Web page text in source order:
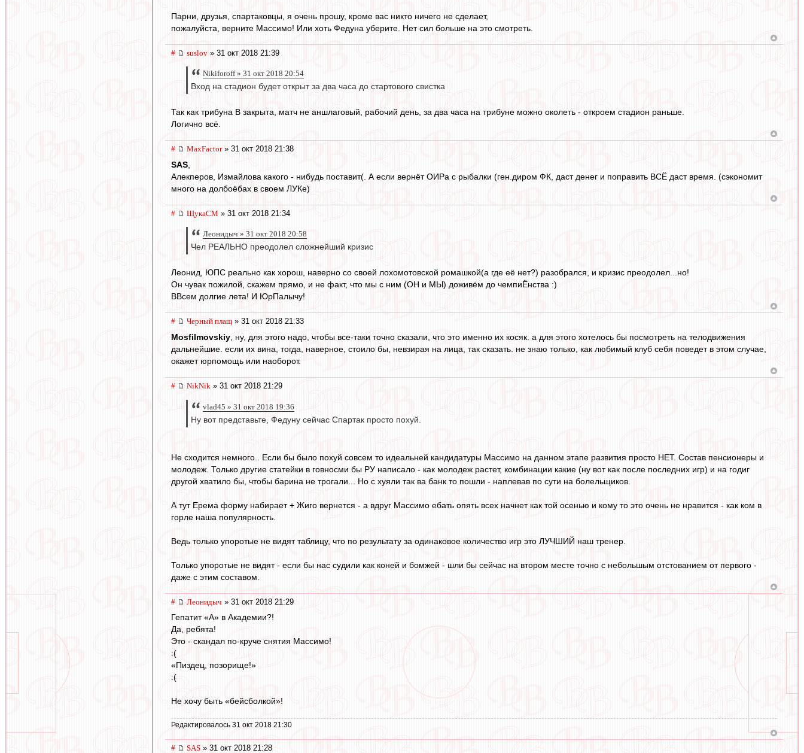
Парни, друзья, спартаковцы, я очень прошу, кроме вас никто ничего не сделает,
пожалуйста, верните Массимо! Или хоть Федуна уберите. Нет сил больше на это смотреть.
# suslov » 31 окт 2018 21:39
Nikiforoff » 31 окт 2018 20:54
Вход на стадион будет открыт за два часа до стартового свистка
Так как трибуна B закрыта, матч не аншлаговый, рабочий день, за два часа на трибуне можно околеть - откроем стадион раньше.
Логично всё.
# MaxFactor» 31 окт 2018 21:38
SAS
Алекперов, Измайлова какого - нибудь поставит(. А если вернёт ОИРа с рыбалки (ген.диром ФК, даст денег и поправить ВСЁ даст время. (сэкономит
много на долбоёбах в своем ЛУКе)
# ЩукаСМ » 31 окт 2018 21:34
Леонидыч » 31 окт 2018 20:58
Чел РЕАЛЬНО преодолел сложнейший кризис
Леонид, ЮПС реально как хорош, наверно со своей лохомотовской ромашкой(а где её нет?) разобрался, и кризис преодолел...но!
Он чувак пожилой, скажем прямо, и не факт, что мы с ним (ОН и МЫ) доживём до чемпиЁнства :)
ВВсем долгие лета! И ЮрПалычу!
# Черный плащ » 31 окт 2018 21:33
Mosfilmovskiy , ну, для этого надо, чтобы все-таки точно сказали, что это именно их косяк. а для этого хотелось бы посмотреть на телодвижения
дальнейшие. если их вина, тогда, наверное, стоило бы, невзирая на лица, так сказать. не знаю только, как любимый клуб себя поведет в этом случае,
окажет юрпомощь или наоборот.
# NikNik » 31 окт 2018 21:29
vlad45 » 31 окт 2018 19:36
Ну вот представьте, Федуну сейчас Спартак просто похуй.
Не сходится немного.. Если бы было похуй совсем то идеальней кандидатуры Массимо на данном этапе развития просто НЕТ. Состав пенсионеры и
молодеж. Только другие статейки в говносми бы РУ написало - как молодеж растет, комбинации какие (ну вот как после последних игр) и на годиг
другой хватило бы, чтобы барина не трогали... Но с хуяли так ва банк то пошли - наплевав по сути на болельщиков.
А тут Ерема форму набирает + Жиго вернется - а вдруг Массимо ебать опять всех начнет как той осенью и кому то это очень не нравится - как ком в
горле наша популярность.
Ведь только упоротые не видят таблицу, что по результату за одинаковое количество игр это ЛУЧШИЙ наш тренер.
Только упоротые не видят - если бы нас судили как коней и бомжей - шли бы сейчас на втором месте точно с небольшым отстованием от первого -
даже с этим составом.
# Леонидыч » 31 окт 2018 21:29
Гепатит «А» в Академии?!
Да, ребята!
Это - скандал по-круче снятия Массимо!
:(
«Пиздец, позорище!»
:(
Не хочу быть «бейсболкой»!
Редактировалось 31 окт 2018 21:30
# SAS » 31 окт 2018 21:28